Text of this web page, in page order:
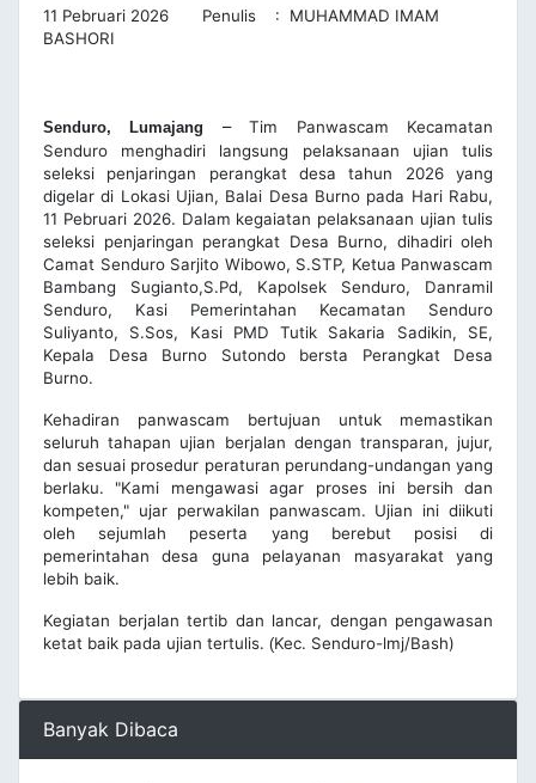
11 Pebruari 2026 Penulis : MUHAMMAD IMAM
BASHORI
Senduro, Lumajang –Tim Panwascam Kecamatan
Senduro menghadiri langsung pelaksanaan ujian tulis
seleksi penjaringan perangkat desa tahun 2026 yang
digelar di Lokasi Ujian, Balai Desa Burno pada Hari Rabu,
11 Pebruari 2026. Dalam kegaiatan pelaksanaan ujian tulis
seleksi penjaringan perangkat Desa Burno, dihadiri oleh
Camat Senduro Sarjito Wibowo, S.STP, Ketua Panwascam
Bambang Sugianto,S.Pd, Kapolsek Senduro, Danramil
Senduro, Kasi Pemerintahan Kecamatan Senduro
Suliyanto, S.Sos, Kasi PMD Tutik Sakaria Sadikin, SE,
Kepala Desa Burno Sutondo bersta Perangkat Desa
Burno.
Kehadiran panwascam bertujuan untuk memastikan
seluruh tahapan ujian berjalan dengan transparan, jujur,
dan sesuai prosedur peraturan perundang-undangan yang
berlaku. "Kami mengawasi agar proses ini bersih dan
kompeten," ujar perwakilan panwascam. Ujian ini diikuti
oleh sejumlah peserta yang berebut posisi di
pemerintahan desa guna pelayanan masyarakat yang
lebih baik.
Kegiatan berjalan tertib dan lancar, dengan pengawasan
ketat baik pada ujian tertulis. (Kec. Senduro-lmj/Bash)
Banyak Dibaca